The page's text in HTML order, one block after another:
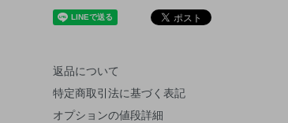
返品について
特定商取引法に基づく表記
オプションの値段詳細